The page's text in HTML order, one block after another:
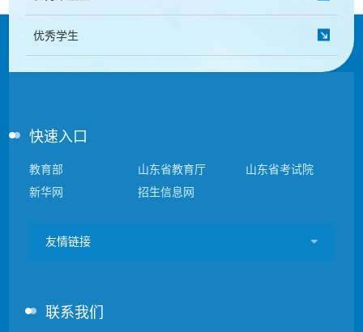
优秀学生
快速入口
教育部 山东省教育厅
山东省考试院
新华网
招生信息网
友情链接
联系我们